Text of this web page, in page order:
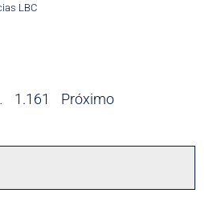
LBC
1.161 Próximo